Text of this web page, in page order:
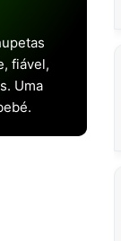
fiável,
Uma